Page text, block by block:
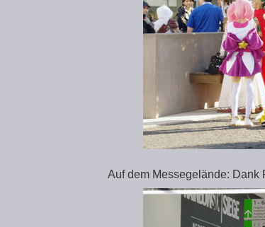
Auf dem Messegelände: Dank